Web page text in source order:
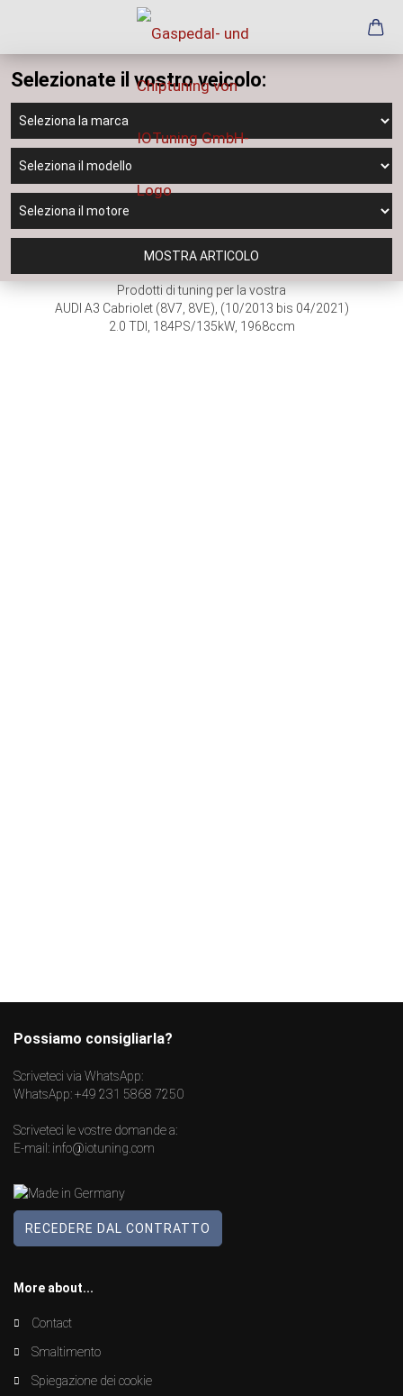
Selezionate il vostro veicolo:
MOSTRA ARTICOLO
Prodotti di tuning per la vostra
AUDI A3 Cabriolet (8V7, 8VE), (10/2013 bis 04/2021)
2.0 TDI, 184PS/135kW, 1968ccm
Possiamo consigliarla?
Scriveteci via WhatsApp:
WhatsApp:+49 231 5868 7250
Scriveteci le vostre domande a:
E-mail: info@iotuning.com
RECEDERE DAL CONTRATTO
More about...
Contact
Smaltimento
Spiegazione dei cookie